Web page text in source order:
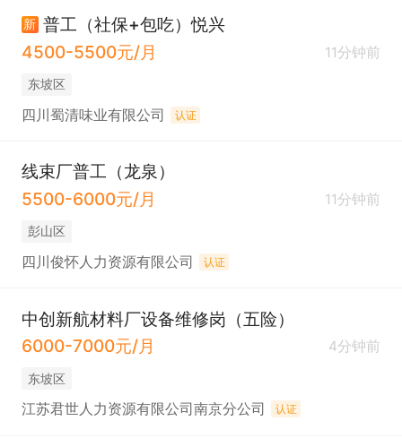
新 普工（社保+包吃）悦兴
4500-5500元/月
11分钟前
东坡区
四川蜀清味业有限公司 认证
线束厂普工（龙泉）
5500-6000元/月
11分钟前
彭山区
四川俊怀人力资源有限公司 认证
中创新航材料厂设备维修岗（五险）
6000-7000元/月
4分钟前
东坡区
江苏君世人力资源有限公司南京分公司 认证